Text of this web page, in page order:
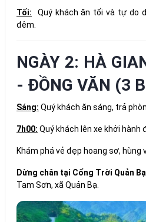
Tối:
Quý khách ăn tối và tự do
đêm.
NGÀY 2: HÀ
- ĐỒNG VĂN (3
Sáng: Quý khách ăn sáng, trả
7h00: Quý khách lên xe khởi hành
Khám phá vẻ đẹp hoang sơ, hùng
Dừng chân tại Cổng Trời Quản Bạ
Tam Sơn, xã Quản Bạ.